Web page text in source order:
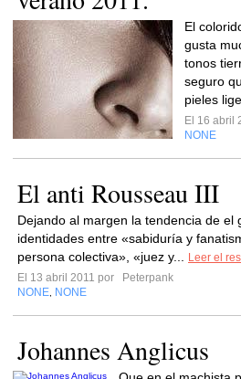
El
gusta
tonos
seguro
pieles
El 16 abril
NONE
El anti Rousseau III
Dejando al margen la tendencia de el
identidades entre «sabiduría y
persona colectiva», «juez y...
Leer el
El 13 abril 2011 por
Peterpank
NONE NONE
Johannes Anglicus